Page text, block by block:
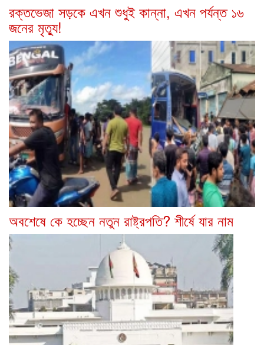
রক্তভেজা সড়কে এখন শুধুই কান্না, এখন পর্যন্ত ১৬
জনের মৃত্যু!
অবশেষে কে হচ্ছেন নতুন রাষ্ট্রপতি? শীর্ষে যার নাম